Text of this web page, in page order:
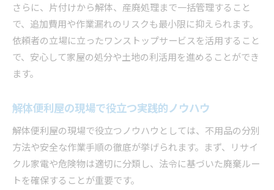
さらに、片付けから解体、産廃処理まで一括管理すること
で、追加費用や作業漏れのリスクも最小限に抑えられます。
依頼者の立場に立ったワンストップサービスを活用すること
で、安心して家屋の処分や土地の利活用を進めることができ
ます。
解体便利屋の現場で役立つ実践的ノウハウ
解体便利屋の現場で役立つノウハウとしては、不用品の分別
方法や安全な作業手順の徹底が挙げられます。まず、リサイ
クル家電や危険物は適切に分類し、法令に基づいた廃棄ルー
トを確保することが重要です。